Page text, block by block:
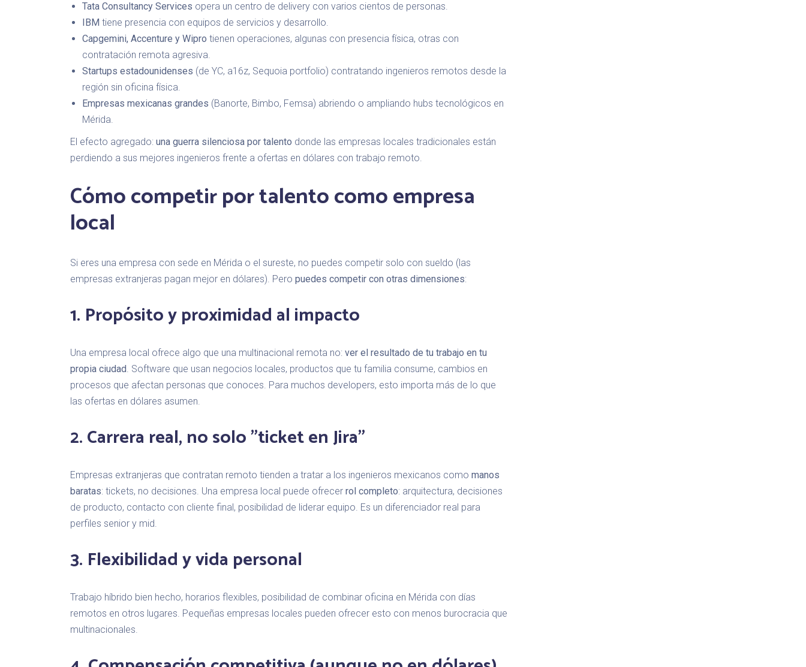
Tata Consultancy Services opera un centro de delivery con varios cientos de personas.
IBM tiene presencia con equipos de servicios y desarrollo.
Capgemini, Accenture y Wipro tienen operaciones, algunas con presencia física, otras con
contratación remota agresiva.
Startups estadounidenses (de YC, a16z, Sequoia portfolio) contratando ingenieros remotos desde la
región sin oficina física.
Empresas mexicanas grandes (Banorte, Bimbo, Femsa) abriendo o ampliando hubs tecnológicos en
Mérida.
El efecto agregado: una guerra silenciosa por talento donde las empresas locales tradicionales están
perdiendo a sus mejores ingenieros frente a ofertas en dólares con trabajo remoto.
Cómo competir por talento como empresa
local
Si eres una empresa con sede en Mérida o el sureste, no puedes competir solo con sueldo (las
empresas extranjeras pagan mejor en dólares). Pero puedes competir con otras dimensiones:
1. Propósito y proximidad al impacto
Una empresa local ofrece algo que una multinacional remota no: ver el resultado de tu trabajo en tu
propia ciudad. Software que usan negocios locales, productos que tu familia consume, cambios en
procesos que afectan personas que conoces. Para muchos developers, esto importa más de lo que
las ofertas en dólares asumen.
2. Carrera real, no solo "ticket en Jira"
Empresas extranjeras que contratan remoto tienden a tratar a los ingenieros mexicanos como manos
baratas: tickets, no decisiones. Una empresa local puede ofrecer rol completo: arquitectura, decisiones
de producto, contacto con cliente final, posibilidad de liderar equipo. Es un diferenciador real para
perfiles senior y mid.
3. Flexibilidad y vida personal
Trabajo híbrido bien hecho, horarios flexibles, posibilidad de combinar oficina en Mérida con días
remotos en otros lugares. Pequeñas empresas locales pueden ofrecer esto con menos burocracia que
multinacionales.